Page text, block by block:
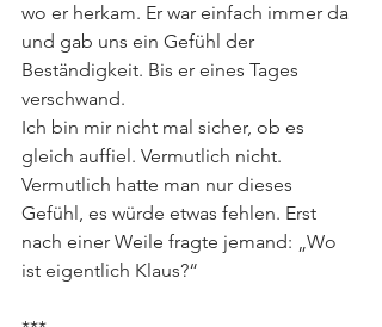
wo er herkam. Er war einfach immer da
und gab uns ein Gefühl der
Beständigkeit. Bis er eines Tages
verschwand.
Ich bin mir nicht mal sicher, ob es
gleich auffiel. Vermutlich nicht.
Vermutlich hatte man nur dieses
Gefühl, es würde etwas fehlen. Erst
nach einer Weile fragte jemand: „Wo
ist eigentlich Klaus?“